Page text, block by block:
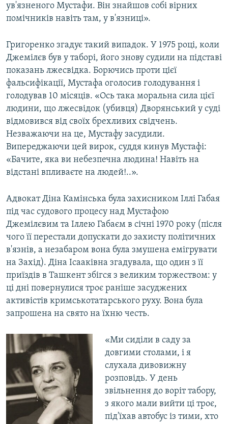
ув'язненого Мустафи. Він знайшов собі вірних
помічників навіть там, у в'язниці».
Григоренко згадує такий випадок. У 1975 році, коли
Джемілєв був у таборі, його знову судили на підставі
показань лжесвідка. Борючись проти цієї
фальсифікації, Мустафа оголосив голодування і
голодував 10 місяців. «Ось така моральна сила цієї
людини, що лжесвідок (убивця) Дворянський у суді
відмовився від своїх брехливих свідчень.
Незважаючи на це, Мустафу засудили.
Випереджаючи цей вирок, суддя кинув Мустафі:
«Бачите, яка ви небезпечна людина! Навіть на
відстані впливаєте на людей!..».
Адвокат Діна Камінська була захисником Іллі Габая
під час судового процесу над Мустафою
Джемілєвим та Іллею Габаєм в січні 1970 року (після
чого її перестали допускати до захисту політичних
в'язнів, а незабаром вона була змушена емігрувати
на Захід). Діна Ісааківна згадувала, що один з її
приїздів в Ташкент збігся з великим торжеством: у
ці дні повернулися троє раніше засуджених
активістів кримськотатарського руху. Вона була
запрошена на свято на їхню честь.
«Ми сиділи в саду за
довгими столами, і я
слухала дивовижну
розповідь. У день
звільнення до воріт табору,
з якого мали вийти ці троє,
під'їхав автобус із тими, хто